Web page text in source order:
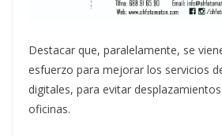
Destacar que, paralelamente, se
esfuerzo para mejorar los servicios
digitales, para evitar
oficinas.